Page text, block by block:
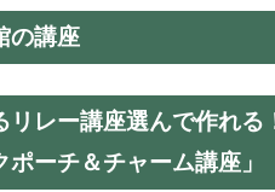
の講座
レー講座選んで作れる
ポーチ＆チャーム講座」